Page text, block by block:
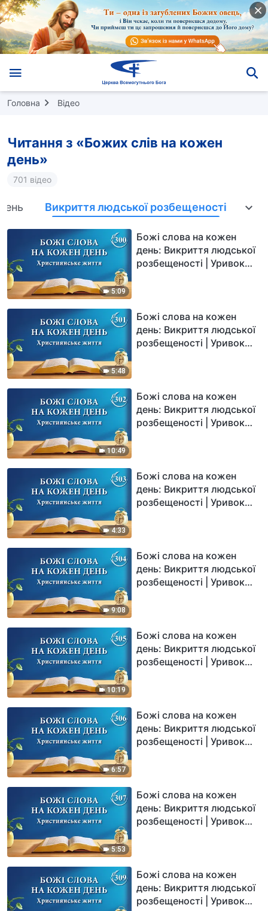
Головна Відео
Читання з «Божих слів на кожен
день»
701 відео
Викриття людської розбещеності
5:09
Божі слова на кожен
день: Викриття людської
розбещеності | Уривок
5:48
Божі слова на кожен
день: Викриття людської
розбещеності | Уривок
10:49
Божі слова на кожен
день: Викриття людської
розбещеності | Уривок
4:33
Божі слова на кожен
день: Викриття людської
розбещеності | Уривок
9:08
Божі слова на кожен
день: Викриття людської
розбещеності | Уривок
10:19
Божі слова на кожен
день: Викриття людської
розбещеності | Уривок
6:57
Божі слова на кожен
день: Викриття людської
розбещеності | Уривок
5:53
Божі слова на кожен
день: Викриття людської
розбещеності | Уривок
Божі слова на кожен
день: Викриття людської
розбещеності | Уривок